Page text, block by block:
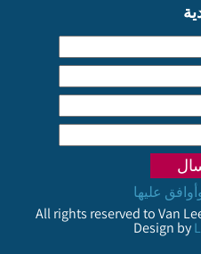
عليها
All rights reserved to Van
Design by